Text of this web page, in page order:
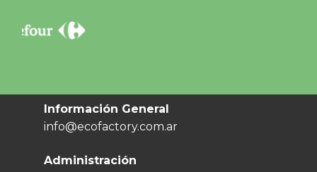
Información General
info@ecofactory.com.ar
Administración